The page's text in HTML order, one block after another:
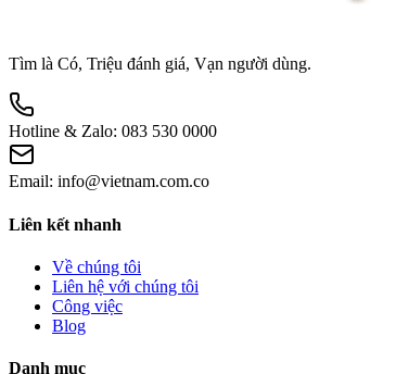
Tìm là Có, Triệu đánh giá, Vạn người dùng.
Hotline & Zalo: 083 530 0000
Email: info@vietnam.com.co
Liên kết nhanh
Về chúng tôi
Liên hệ với chúng tôi
Công việc
Blog
Danh mục